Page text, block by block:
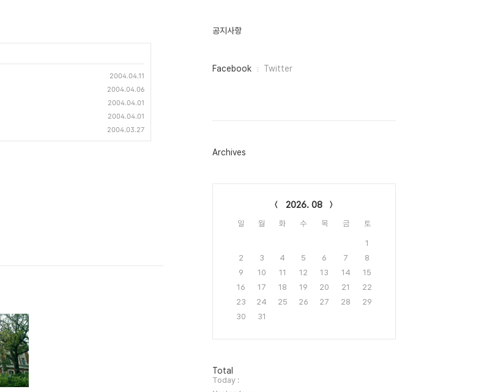
2004.04.11
2004.04.06
2004.04.01
2004.04.01
2004.03.27
공지사항
페
그
Facebook Twitter
Archives
2026. 08
일 월 화 수 목 금 토
1
2
3 4 5 6 7
8
9
10 11 12 13 14
15
16
17 18 19 20 21
22
23
24 25 26 27 28
29
30
31
방
문
자
Total
Today :